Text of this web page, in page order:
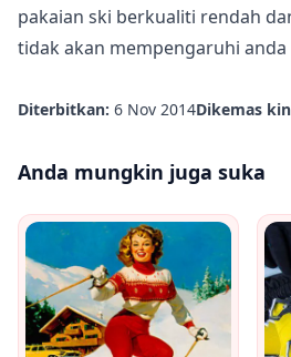
pakaian ski berkualiti rendah
tidak akan mempengaruhi anda
Diterbitkan: 6 Nov 2014Dikemas
Anda mungkin juga suka